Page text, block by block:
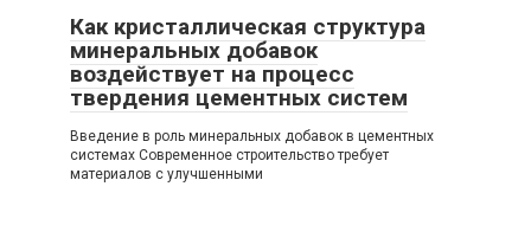
Как кристаллическая структура
минеральных добавок
воздействует на процесс
твердения цементных систем
Введение в роль минеральных добавок в цементных
системах Современное строительство требует
материалов с улучшенными